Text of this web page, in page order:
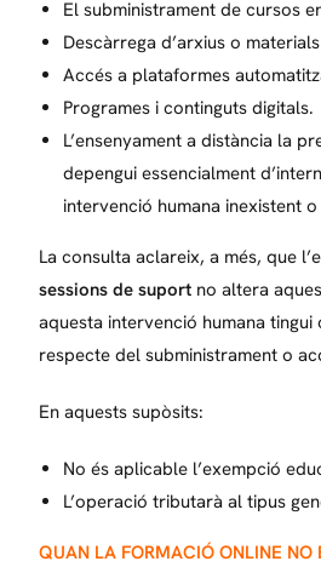
El subministrament de cursos
Descàrrega d’arxius o
Accés a plataformes
Programes i continguts digitals.
L’ensenyament a distància la
depengui essencialment
intervenció humana inexistent
La consulta aclareix, a més, que
sessions de suport no altera
aquesta intervenció humana
respecte del subministrament o
En aquests supòsits:
No és aplicable l’exempció
L’operació tributarà al tipus
QUAN LA FORMACIÓ ONLINE NO